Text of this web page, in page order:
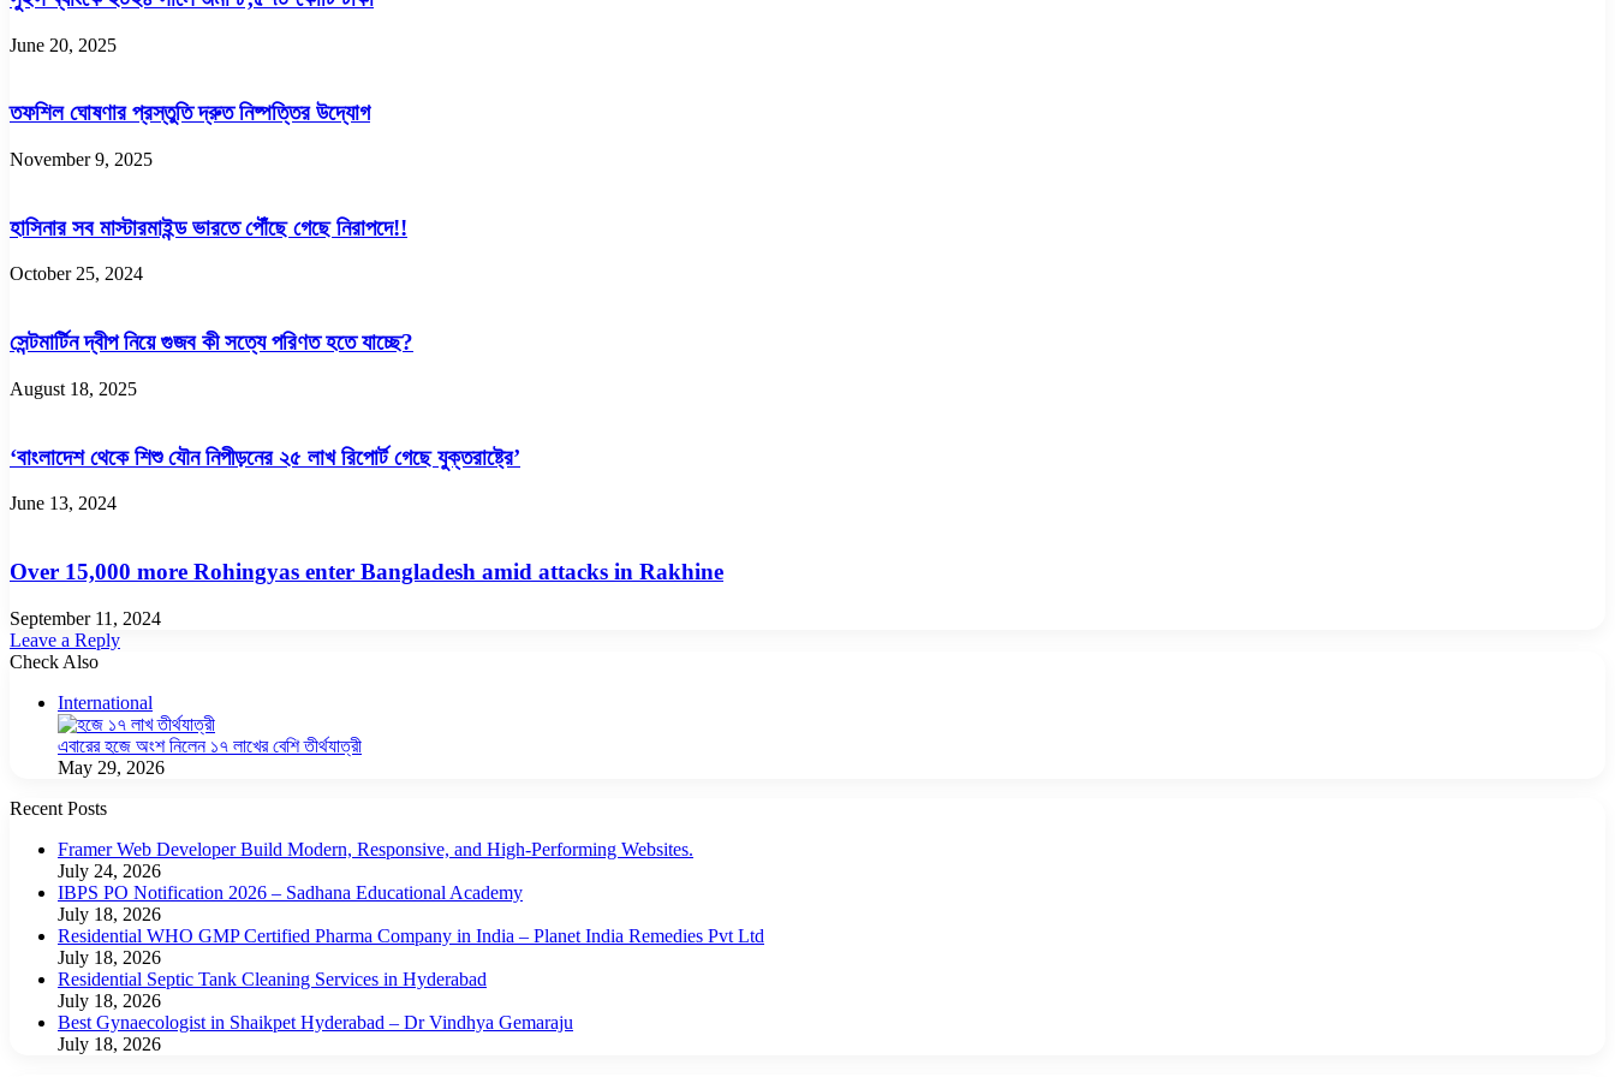
ঠেলাঠেলি
June 20, 2025
তফশিল ঘোষণার প্রস্তুতি দ্রুত নিষ্পত্তির উদ্যোগ
November 9, 2025
হাসিনার সব মাস্টারমাইন্ড ভারতে পৌঁছে গেছে নিরাপদে!!
October 25, 2024
সেন্টমার্টিন দ্বীপ নিয়ে গুজব কী সত্যে পরিণত হতে যাচ্ছে?
August 18, 2025
‘বাংলাদেশ থেকে শিশু যৌন নিপীড়নের ২৫ লাখ রিপোর্ট গেছে যুক্তরাষ্ট্রে’
June 13, 2024
Over 15,000 more Rohingyas enter Bangladesh amid attacks in Rakhine
September 11, 2024
Leave a Reply
Check Also
International
এবারের হজে অংশ নিলেন ১৭ লাখের বেশি তীর্থযাত্রী
May 29, 2026
Recent Posts
Framer Web Developer Build Modern, Responsive, and High-Performing Websites.
July 24, 2026
IBPS PO Notification 2026 – Sadhana Educational Academy
July 18, 2026
Residential WHO GMP Certified Pharma Company in India – Planet India Remedies Pvt Ltd
July 18, 2026
Residential Septic Tank Cleaning Services in Hyderabad
July 18, 2026
Best Gynaecologist in Shaikpet Hyderabad – Dr Vindhya Gemaraju
July 18, 2026